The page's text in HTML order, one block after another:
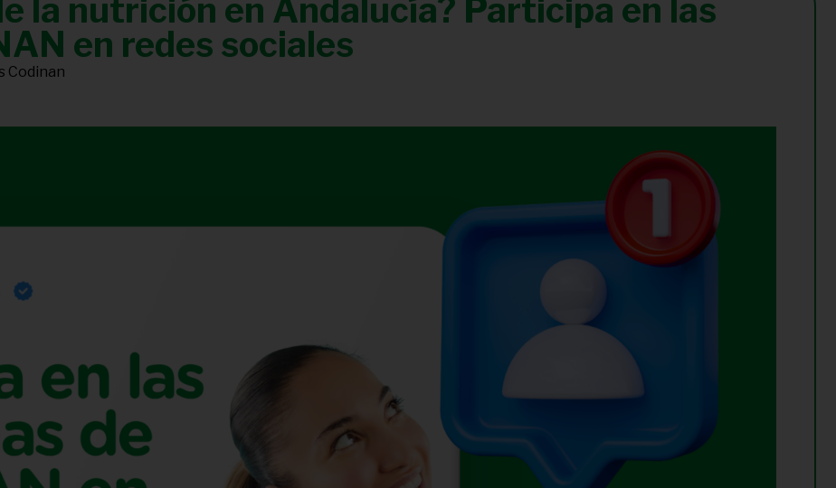
la nutrición en Andalucía? Participa en las
en redes sociales
Codinan